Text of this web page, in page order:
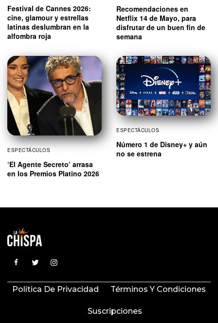
Festival de Cannes 2026:
cine, glamour y estrellas
latinas deslumbran en la
alfombra roja
Recomendaciones en
Netflix 14 de Mayo, para
disfrutar de un buen fin de
semana
ESPECTÁCULOS
‘El Agente Secreto’ arrasa
en los Premios Platino 2026
ESPECTÁCULOS
Número 1 de Disney+ y aún
no se estrena
Política De Privacidad Términos Y Condiciones
Suscripciones